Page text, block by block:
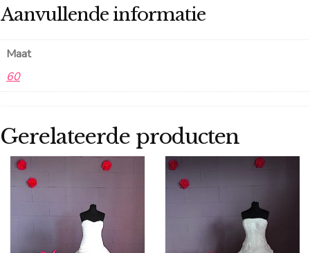
Aanvullende informatie
Maat
60
Gerelateerde producten